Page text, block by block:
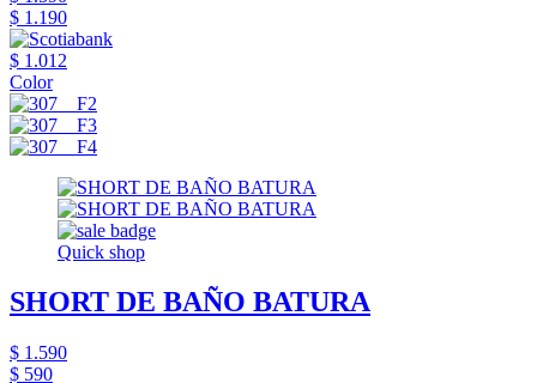
$ 1.190
$ 1.012
Color
Quick shop
SHORT DE BAÑO BATURA
$ 1.590
$ 590